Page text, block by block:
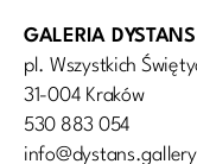
GALERIA DYSTANS
pl. Wszystkich
31-004 Kraków
530 883 054
info@dystans.gallery